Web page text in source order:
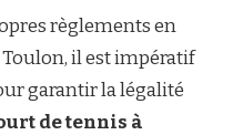
règlements en
il est impératif
garantir la légalité
de tennis à